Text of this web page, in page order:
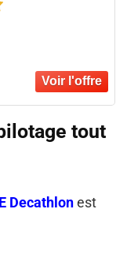
tout
Decathlonest